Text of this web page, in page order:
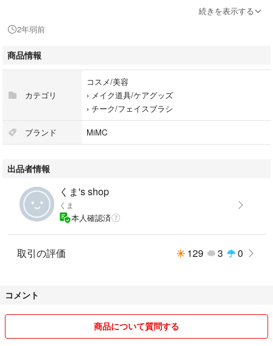
定価 9,680円
続きを表示する
2年弱前
商品情報
カテゴリ
コスメ/美容
› メイク道具/ケアグッズ
› チーク/フェイスブラシ
ブランド MiMC
出品者情報
くま's shop
くま
本人確認済
取引の評価 129 3 0
コメント
商品について質問する